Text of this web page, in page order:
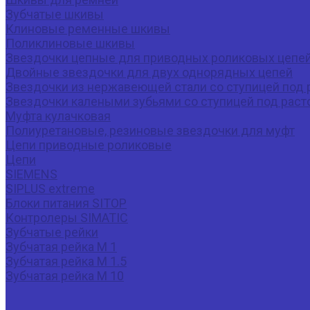
Зубчатые шкивы
Клиновые ременные шкивы
Поликлиновые шкивы
Звездочки цепные для приводных роликовых
Двойные звездочки для двух однорядных цепей
Звездочки из нержавеющей стали со ступицей под
Звездочки калеными зубьями со ступицей под
Муфта кулачковая
Полиуретановые, резиновые звездочки для муфт
Цепи приводные роликовые
Цепи
SIEMENS
SIPLUS extreme
Блоки питания SITOP
Контролеры SIMATIC
Зубчатые рейки
Зубчатая рейка М 1
Зубчатая рейка М 1.5
Зубчатая рейка М 10